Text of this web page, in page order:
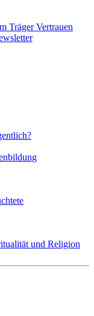
TrägerVertrauen
und Religion